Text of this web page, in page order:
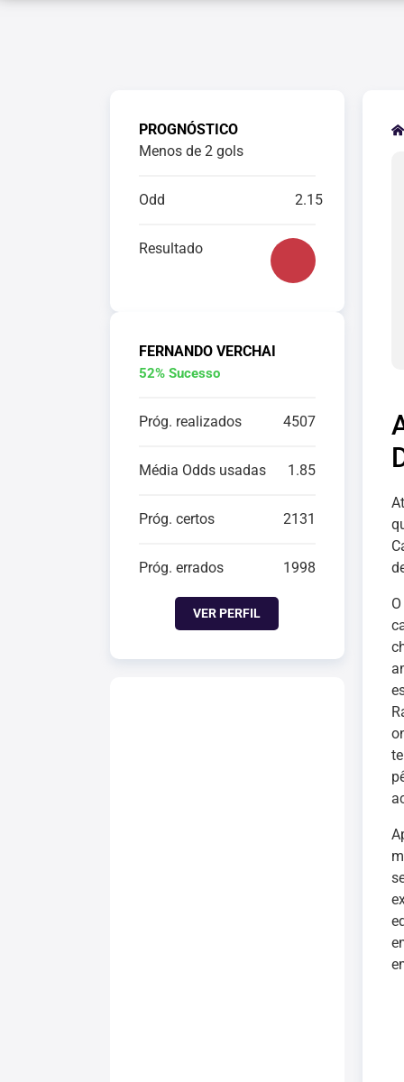
PROGNÓSTICO
Menos de 2 gols
Odd 2.15
Resultado
FERNANDO VERCHAI
52% Sucesso
Próg. realizados 4507
Média Odds usadas 1.85
Próg. certos 2131
Próg. errados 1998
VER PERFIL
O